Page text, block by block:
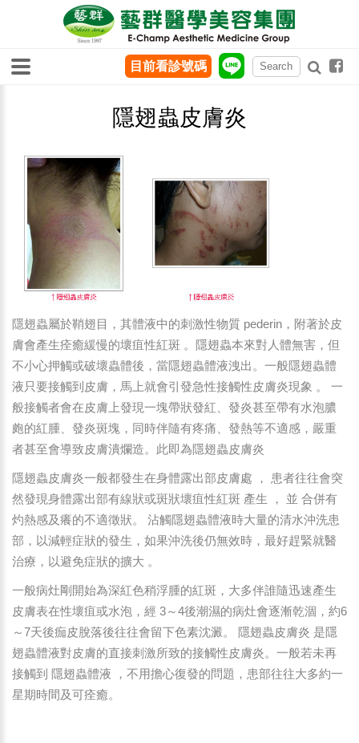
隱翅蟲皮膚炎
隱翅蟲屬於鞘翅目，其體液中的刺激性物質 pederin，附著於皮
膚會產生痊癒緩慢的壞疽性紅斑 。隱翅蟲本來對人體無害，但
不小心押觸或破壞蟲體後，當隱翅蟲體液洩出。一般隱翅蟲體
液只要接觸到皮膚，馬上就會引發急性接觸性皮膚炎現象 。 一
般接觸者會在皮膚上發現一塊帶狀發紅、發炎甚至帶有水泡膿
皰的紅腫、發炎斑塊，同時伴隨有疼痛、發熱等不適感，嚴重
者甚至會導致皮膚潰爛造。此即為隱翅蟲皮膚炎
隱翅蟲皮膚炎一般都發生在身體露出部皮膚處 ， 患者往往會突
然發現身體露出部有線狀或斑狀壞疽性紅斑 產生 ， 並 合併有
灼熱感及癢的不適徵狀。 沾觸隱翅蟲體液時大量的清水沖洗患
部，以減輕症狀的發生，如果沖洗後仍無效時，最好趕緊就醫
治療，以避免症狀的擴大 。
一般病灶剛開始為深紅色稍浮腫的紅斑，大多伴誰隨迅速產生
皮膚表在性壞疽或水泡，經 3～4後潮濕的病灶會逐漸乾涸，約6
～7天後痂皮脫落後往往會留下色素沈澱。 隱翅蟲皮膚炎 是隱
翅蟲體液對皮膚的直接刺激所致的接觸性皮膚炎。一般若未再
接觸到 隱翅蟲體液 ，不用擔心復發的問題，患部往往大多約一
星期時間及可痊癒。
目前看診號碼